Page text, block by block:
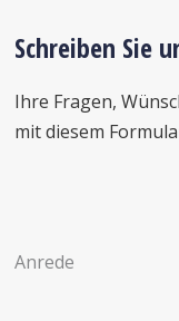
Schreiben Sie
Ihre Fragen,
mit diesem
Anrede